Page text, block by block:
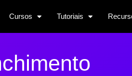
Cursos Tutoriais